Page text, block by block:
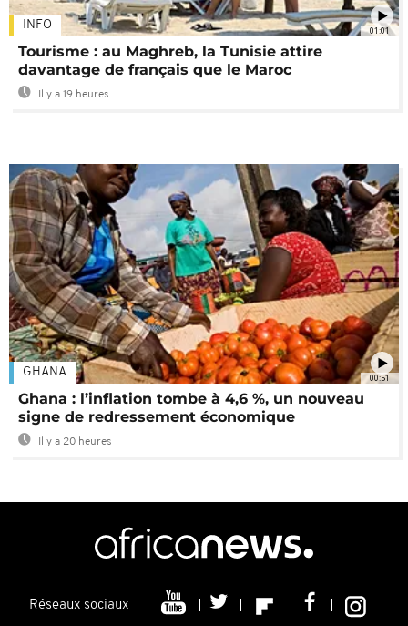
01:01
INFO
Tourisme : au Maghreb, la Tunisie attire
davantage de français que le Maroc
Il y a 19 heures
00:51
GHANA
Ghana : l’inflation tombe à 4,6 %, un nouveau
signe de redressement économique
Il y a 20 heures
Réseaux sociaux